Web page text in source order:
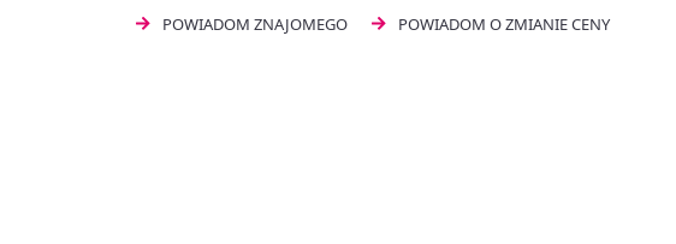
POWIADOM ZNAJOMEGO POWIADOM O ZMIANIE CENY